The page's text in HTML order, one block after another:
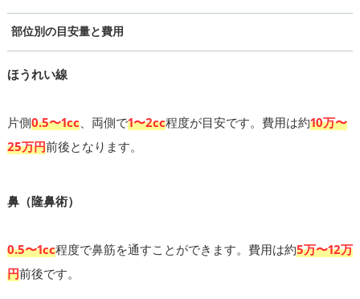
部位別の目安量と費用
ほうれい線
片側0.5〜1cc、両側で1〜2cc程度が目安です。費用は約10万〜
25万円前後となります。
鼻（隆鼻術）
0.5〜1cc程度で鼻筋を通すことができます。費用は約5万〜12万
円前後です。